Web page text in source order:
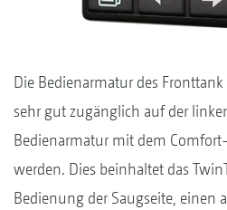
Die Bedienarmatur des
sehr gut zugänglich auf der
Bedienarmatur mit dem
werden. Dies beinhaltet das
Bedienung der Saugseite, einen